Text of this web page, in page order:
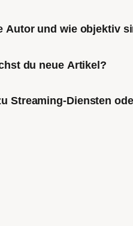
Autor und wie objektiv
du neue Artikel?
Streaming-Diensten